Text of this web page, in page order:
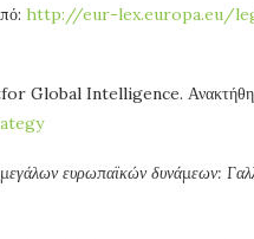
http://eur-lex.europa.eu/
Global Intelligence.
ευρωπαϊκών δυνάμεων: